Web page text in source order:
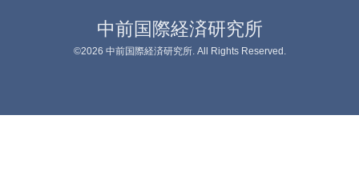
中前国際経済研究所
©2026 中前国際経済研究所. All Rights Reserved.